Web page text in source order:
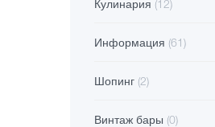
Кулинария (12)
Информация (61)
Шопинг (2)
Винтаж бары (0)